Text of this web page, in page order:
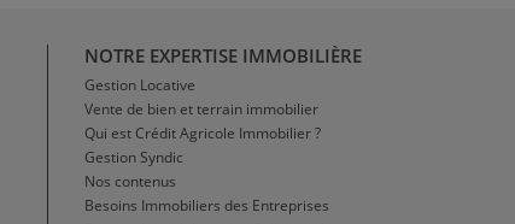
NOTRE EXPERTISE IMMOBILIÈRE
Gestion Locative
Vente de bien et terrain immobilier
Qui est Crédit Agricole Immobilier ?
Gestion Syndic
Nos contenus
Besoins Immobiliers des Entreprises